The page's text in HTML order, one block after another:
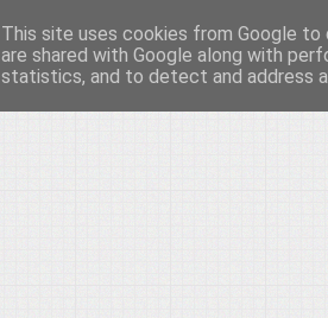
Το μεγαλείο των
Είμαστε πάντα εδώ για να μιλάμε
This site uses cookies from Google to
are shared with Google along with
statistics, and to detect and address